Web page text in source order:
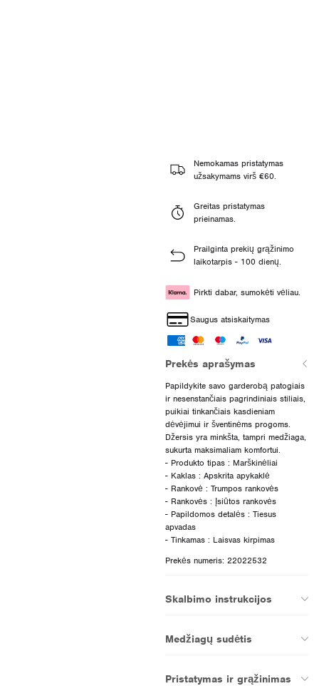
Nemokamas pristatymas
užsakymams virš €60.
Greitas pristatymas
prieinamas.
Prailginta prekių grąžinimo
laikotarpis - 100 dienų.
Pirkti dabar, sumokėti vėliau.
Saugus atsiskaitymas
Prekės aprašymas
Papildykite savo garderobą patogiais
ir nesenstančiais pagrindiniais stiliais,
puikiai tinkančiais kasdieniam
dėvėjimui ir šventinėms progoms.
Džersis yra minkšta, tampri medžiaga,
sukurta maksimaliam komfortui.
- Produkto tipas : Marškinėliai
- Kaklas : Apskrita apykaklė
- Rankovė : Trumpos rankovės
- Rankovės : Įsiūtos rankovės
- Papildomos detalės : Tiesus
apvadas
- Tinkamas : Laisvas kirpimas
Prekės numeris: 22022532
Skalbimo instrukcijos
Medžiagų sudėtis
Pristatymas ir grąžinimas